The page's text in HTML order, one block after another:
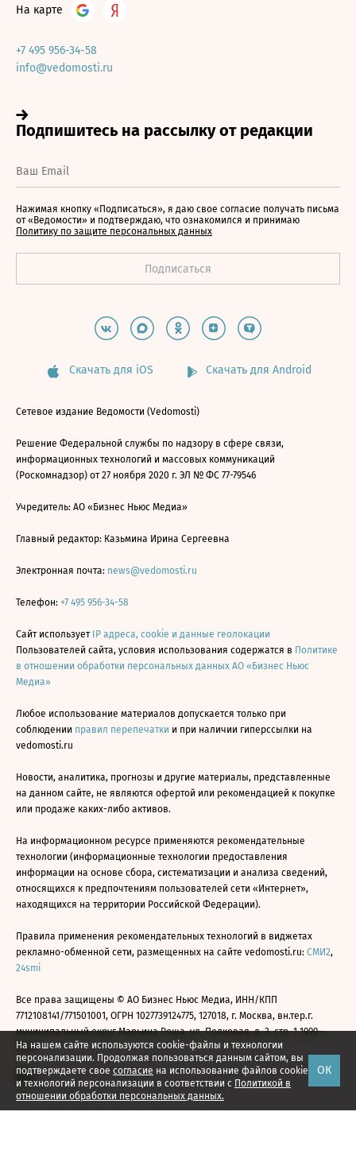
На нашем сайте используются cookie-файлы и технологии
персонализации. Продолжая пользоваться данным сайтом, вы
подтверждаете свое согласие на использование файлов cookie
и технологий персонализации в соответствии с Политикой в
отношении обработки персональных данных.
ОК
На карте
+7 495 956-34-58
info@vedomosti.ru
Нажимая кнопку «Подписаться», я даю свое согласие получать письма
от «Ведомости» и подтверждаю, что ознакомился и принимаю
Политику по защите персональных данных
Скачать для iOS Скачать для Android
Сетевое издание Ведомости (Vedomosti)
Решение Федеральной службы по надзору в сфере связи,
информационных технологий и массовых коммуникаций
(Роскомнадзор) от 27 ноября 2020 г. ЭЛ № ФС 77-79546
Учредитель: АО «Бизнес Ньюс Медиа»
Главный редактор: Казьмина Ирина Сергеевна
Электронная почта: news@vedomosti.ru
Телефон: +7 495 956-34-58
Сайт использует IP адреса, cookie и данные геолокации
Пользователей сайта, условия использования содержатся в Политике
в отношении обработки персональных данных АО «Бизнес Ньюс
Медиа»
Любое использование материалов допускается только при
соблюдении правил перепечатки и при наличии гиперссылки на
vedomosti.ru
Новости, аналитика, прогнозы и другие материалы, представленные
на данном сайте, не являются офертой или рекомендацией к покупке
или продаже каких-либо активов.
На информационном ресурсе применяются рекомендательные
технологии (информационные технологии предоставления
информации на основе сбора, систематизации и анализа сведений,
относящихся к предпочтениям пользователей сети «Интернет»,
находящихся на территории Российской Федерации).
Правила применения рекомендательных технологий в виджетах
рекламно-обменной сети, размещенных на сайте vedomosti.ru: СМИ2,
24smi
Все права защищены © АО Бизнес Ньюс Медиа, ИНН/КПП
7712108141/771501001, ОГРН 1027739124775, 127018, г. Москва, вн.тер.г.
муниципальный округ Марьина Роща, ул. Полковая, д. 3, стр. 1 1999—
2026